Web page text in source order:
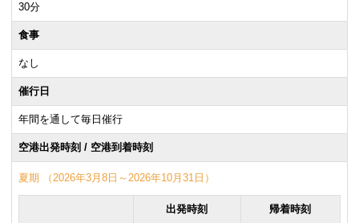
30分
食事
なし
催行日
年間を通して毎日催行
空港出発時刻 / 空港到着時刻
夏期 （2026年3月8日～2026年10月31日）
出発時刻 帰着時刻